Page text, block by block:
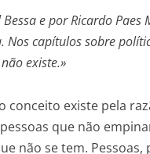
e por Ricardo
Nos capítulos sobre
existe.»
conceito existe pela
que não
não se tem.